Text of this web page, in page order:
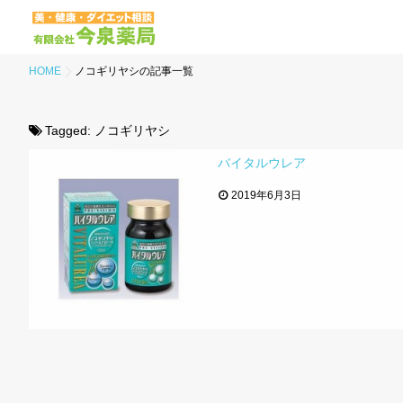
HOME ノコギリヤシの記事一覧
Tagged: ノコギリヤシ
バイタルウレア
2019年6月3日